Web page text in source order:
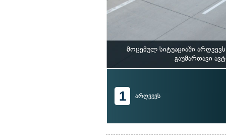
მოცემულ სიტუაციაში
გაუმართავი
1 არღვევს